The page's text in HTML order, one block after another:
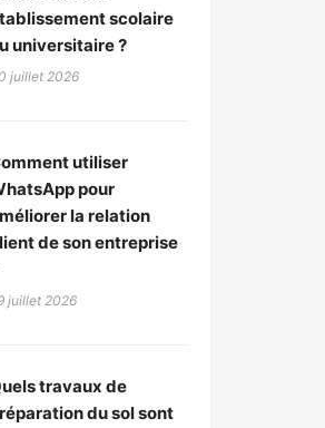
scolaire
universitaire ?
juillet 2026
utiliser
pour
la relation
de son entreprise
juillet 2026
travaux de
du sol sont